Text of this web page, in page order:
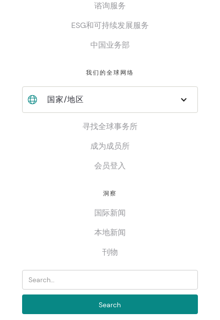
谘询服务
ESG和可持续发展服务
中国业务部
我们的全球网络
国家/地区
寻找全球事务所
成为成员所
会员登入
洞察
国际新闻
本地新闻
刊物